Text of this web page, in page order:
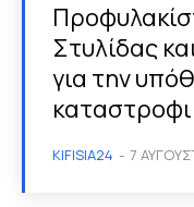
Στυλίδας
για την
KIFISIA24 - 7